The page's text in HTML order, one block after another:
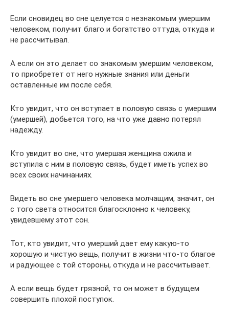
Если сновидец во сне целуется с незнакомым умершим
человеком, получит благо и богатство оттуда, откуда и
не рассчитывал.
А если он это делает со знакомым умершим человеком,
то приобретет от него нужные знания или деньги
оставленные им после себя.
Кто увидит, что он вступает в половую связь с умершим
(умершей), добьется того, на что уже давно потерял
надежду.
Кто увидит во сне, что умершая женщина ожила и
вступила с ним в половую связь, будет иметь успех во
всех своих начинаниях.
Видеть во сне умершего человека молчащим, значит, он
с того света относится благосклонно к человеку,
увидевшему этот сон.
Тот, кто увидит, что умерший дает ему какую-то
хорошую и чистую вещь, получит в жизни что-то благое
и радующее с той стороны, откуда и не рассчитывает.
А если вещь будет грязной, то он может в будущем
совершить плохой поступок.